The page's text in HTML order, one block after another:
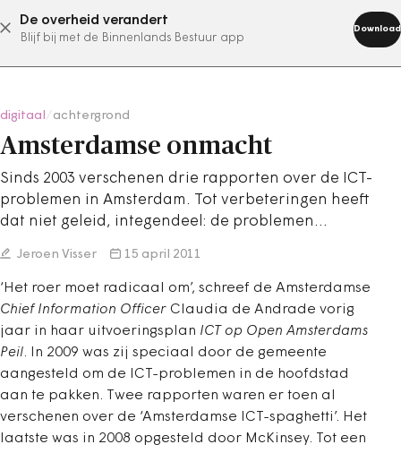
De overheid verandert
Blijf bij met de Binnenlands Bestuur app
Download
abonneer nu
digitaal achtergrond
Amsterdamse onmacht
Sinds 2003 verschenen drie rapporten over de ICT-
problemen in Amsterdam. Tot verbeteringen heeft
dat niet geleid, integendeel: de problemen…
Jeroen Visser 15 april 2011
‘Het roer moet radicaal om’, schreef de Amsterdamse
Chief Information Officer Claudia de Andrade vorig
jaar in haar uitvoeringsplan ICT op Open Amsterdams
Peil. In 2009 was zij speciaal door de gemeente
aangesteld om de ICT-problemen in de hoofdstad
aan te pakken. Twee rapporten waren er toen al
verschenen over de ‘Amsterdamse ICT-spaghetti’. Het
laatste was in 2008 opgesteld door McKinsey. Tot een